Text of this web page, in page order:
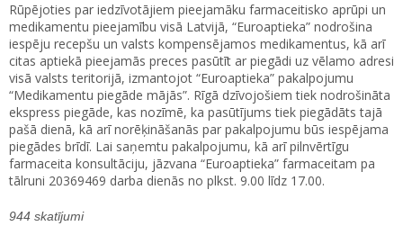
Rūpējoties par iedzīvotājiem pieejamāku farmaceitisko aprūpi un
medikamentu pieejamību visā Latvijā, “Euroaptieka” nodrošina
iespēju recepšu un valsts kompensējamos medikamentus, kā arī
citas aptiekā pieejamās preces pasūtīt ar piegādi uz vēlamo adresi
visā valsts teritorijā, izmantojot “Euroaptieka” pakalpojumu
“Medikamentu piegāde mājās”. Rīgā dzīvojošiem tiek nodrošināta
ekspress piegāde, kas nozīmē, ka pasūtījums tiek piegādāts tajā
pašā dienā, kā arī norēķināšanās par pakalpojumu būs iespējama
piegādes brīdī. Lai saņemtu pakalpojumu, kā arī pilnvērtīgu
farmaceita konsultāciju, jāzvana “Euroaptieka” farmaceitam pa
tālruni 20369469 darba dienās no plkst. 9.00 līdz 17.00.
944 skatījumi